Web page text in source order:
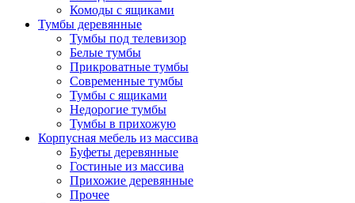
Комоды с ящиками
Тумбы деревянные
Тумбы под телевизор
Белые тумбы
Прикроватные тумбы
Современные тумбы
Тумбы с ящиками
Недорогие тумбы
Тумбы в прихожую
Корпусная мебель из массива
Буфеты деревянные
Гостиные из массива
Прихожие деревянные
Прочее